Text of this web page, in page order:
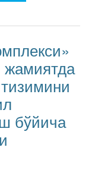
жамиятда
бўйича